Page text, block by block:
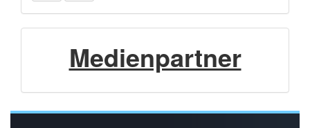
Medienpartner